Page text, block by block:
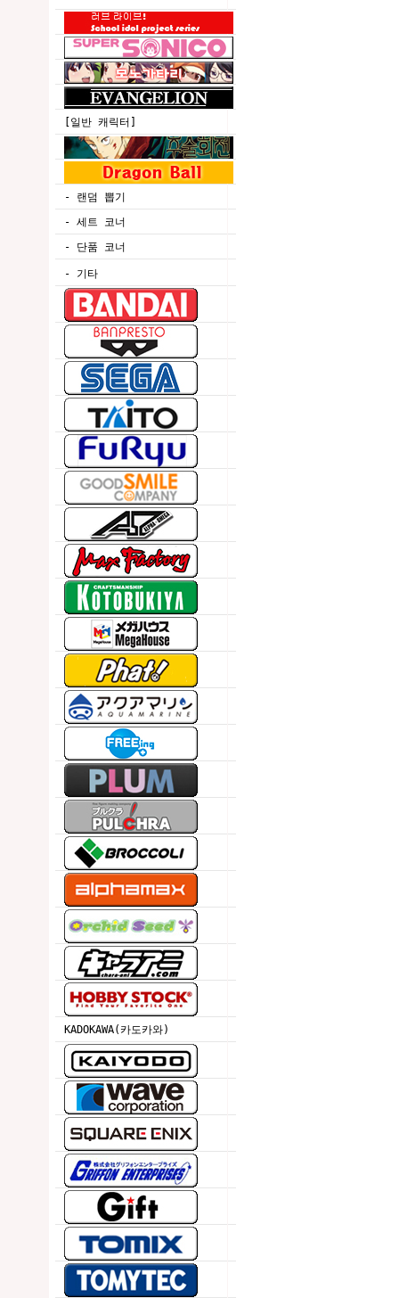
[일반 캐릭터]
- 랜덤 뽑기
- 세트 코너
- 단품 코너
- 기타
KADOKAWA(카도카와)